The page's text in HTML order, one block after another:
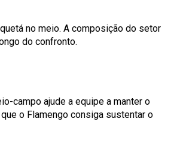
no meio. A composição do setor
do confronto.
campo ajude a equipe a manter o
o Flamengo consiga sustentar o